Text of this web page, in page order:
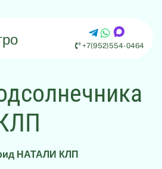
+7(952)554-0464
НАТАЛИ КЛП